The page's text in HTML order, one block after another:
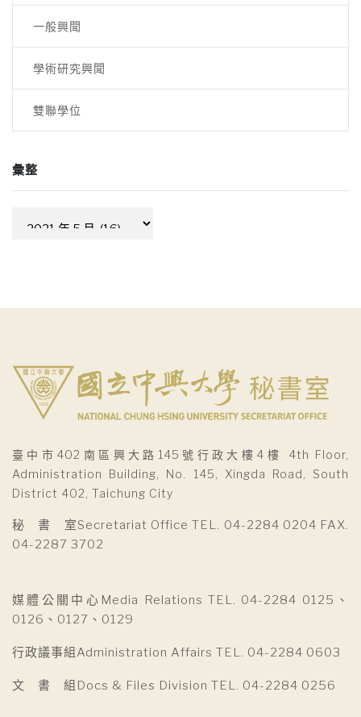
一般興聞
學術研究興聞
雙聯學位
彙整
臺中市402南區興大路145號行政大樓4樓 4th Floor,
Administration Building, No. 145, Xingda Road, South
District 402, Taichung City
秘 書 室Secretariat Office TEL. 04-2284 0204 FAX.
04-2287 3702
媒體公關中心Media Relations TEL. 04-2284 0125、
0126、0127、0129
行政議事組Administration Affairs TEL. 04-2284 0603
文 書 組Docs & Files Division TEL. 04-2284 0256